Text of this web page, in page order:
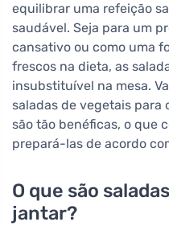
equilibrar uma refeição
saudável. Seja para um
cansativo ou como uma
frescos na dieta, as
insubstituível na mesa.
saladas de vegetais para
são tão benéficas, o que
prepará-las de acordo
O que são
jantar?